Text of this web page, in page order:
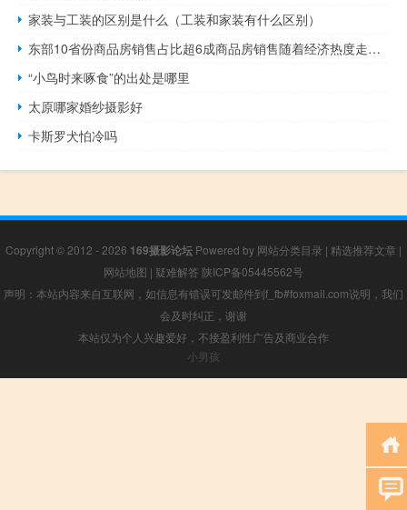
家装与工装的区别是什么（工装和家装有什么区别）
东部10省份商品房销售占比超6成商品房销售随着经济热度走？ 到底什么情况嘞
“小鸟时来啄食”的出处是哪里
太原哪家婚纱摄影好
卡斯罗犬怕冷吗
Copyright © 2012 - 2026 169摄影论坛 Powered by 网站分类目录 | 精选推荐文章 |
网站地图 | 疑难解答 陕ICP备05445562号
声明：本站内容来自互联网，如信息有错误可发邮件到f_fb#foxmail.com说明，我们
会及时纠正，谢谢
本站仅为个人兴趣爱好，不接盈利性广告及商业合作
小男孩